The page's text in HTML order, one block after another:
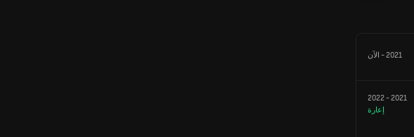
2021
- الآن
2021
-
2022
إعارة